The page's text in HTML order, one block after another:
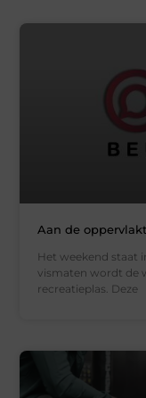
Aan de
Het weekend staat
vismaten wordt de
recreatieplas. Deze